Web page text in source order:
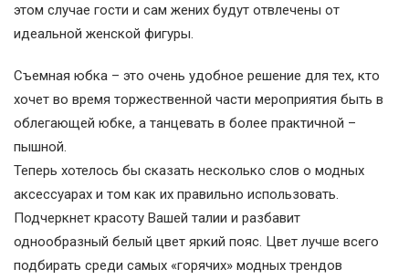
этом случае гости и сам жених будут отвлечены от
идеальной женской фигуры.
Съемная юбка – это очень удобное решение для тех, кто
хочет во время торжественной части мероприятия быть в
облегающей юбке, а танцевать в более практичной –
пышной.
Теперь хотелось бы сказать несколько слов о модных
аксессуарах и том как их правильно использовать.
Подчеркнет красоту Вашей талии и разбавит
однообразный белый цвет яркий пояс. Цвет лучше всего
подбирать среди самых «горячих» модных трендов